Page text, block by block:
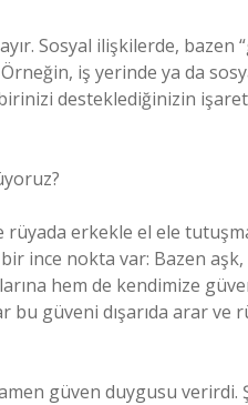
Sosyal ilişkilerde, bazen
iş yerinde ya da
desteklediğinizin
erkekle el ele
ince nokta var: Bazen
hem de kendimize
güveni dışarıda arar ve
güven duygusu verirdi.